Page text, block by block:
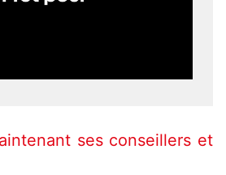
ses conseillers et